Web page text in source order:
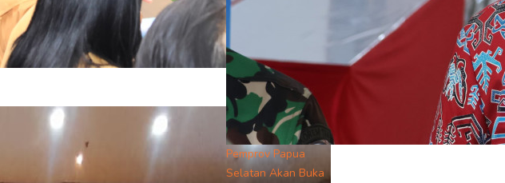
Pemprov Papua
Selatan Akan Buka